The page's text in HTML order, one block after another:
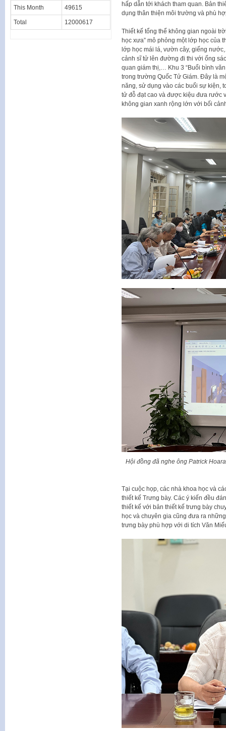
hấp dẫn tới khách tham quan. Bản
dụng thân thiện môi trường và phù
Thiết kế tổng thể không gian ngoài
học xưa” mô phỏng một lớp học của
lớp học mái lá, vườn cây, giếng
cảnh sĩ tử lên đường đi thi với ống
quan giám thị,… Khu 3 “Buổi bình
trong trường Quốc Tử Giám. Đây là
năng, sử dụng vào các buổi sự kiện,
tử đỗ đạt cao và được kiệu đưa rước
không gian xanh rộng lớn với bối
Hội đồng đã nghe ông Patrick
Tại cuộc họp, các nhà khoa học và
thiết kế Trưng bày. Các ý kiến đều
thiết kế với bản thiết kế trưng bày
học và chuyên gia cũng đưa ra
trưng bày phù hợp với di tích Văn
This Month 49615
Total 12000617